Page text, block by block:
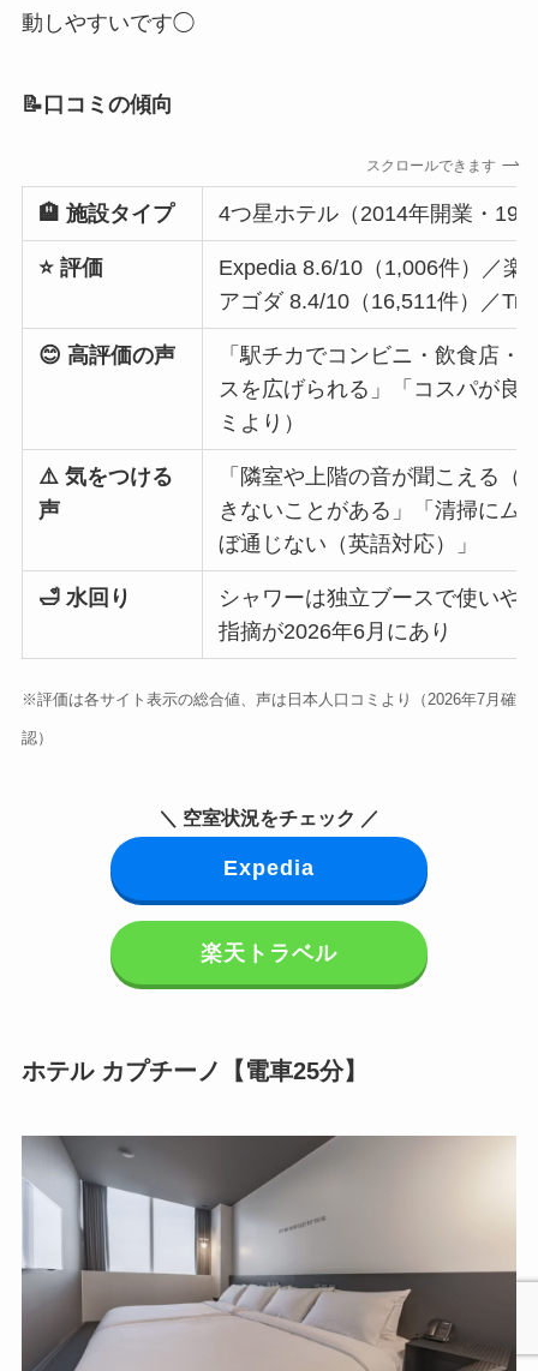
動しやすいです◯
📝口コミの傾向
スクロールできます
🏨 施設タイプ 4つ星ホテル（2014年開業・192
⭐ 評価
Expedia 8.6/10（1,006件）／楽
アゴダ 8.4/10（16,511件）／
😊 高評価の声
「駅チカでコンビニ・飲食店
スを広げられる」「コスパが良
ミより）
⚠️ 気をつける
声
「隣室や上階の音が聞こえる
きないことがある」「清掃にム
ぼ通じない（英語対応）」
🛁 水回り
シャワーは独立ブースで使いや
指摘が2026年6月にあり
※評価は各サイト表示の総合値、声は日本人口コミより（2026年7月確
認）
＼ 空室状況をチェック ／
Expedia
楽天トラベル
ホテル カプチーノ【電車25分】